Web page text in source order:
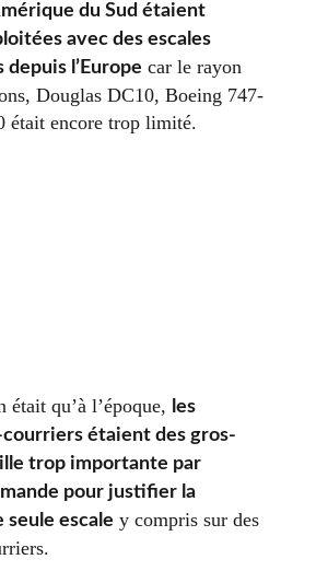
du Sud étaient
avec des escales
l’Europe car le rayon
Douglas DC10, Boeing 747-
était encore trop limité.
était qu’à l’époque,
les
étaient des gros-
trop importante par
pour justifier la
seule escale y compris sur des